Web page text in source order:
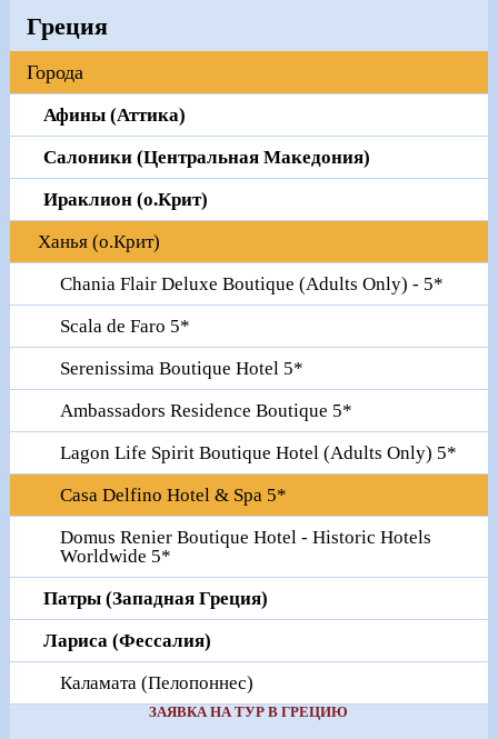
Греция
Города
Афины (Аттика)
Салоники (Центральная Македония)
Ираклион (о.Крит)
Ханья (о.Крит)
Chania Flair Deluxe Boutique (Adults Only) - 5*
Scala de Faro 5*
Serenissima Boutique Hotel 5*
Ambassadors Residence Boutique 5*
Lagon Life Spirit Boutique Hotel (Adults Only) 5*
Casa Delfino Hotel & Spa 5*
Domus Renier Boutique Hotel - Historic Hotels
Worldwide 5*
Патры (Западная Греция)
Лариса (Фессалия)
Каламата (Пелопоннес)
ЗАЯВКА НА ТУР В ГРЕЦИЮ